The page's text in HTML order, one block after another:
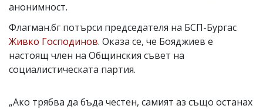
анонимност.
Флагман.бг потърси председателя на БСП-Бургас
Живко Господинов. Оказа се, че Бояджиев е
настоящ член на Общинския съвет на
социалистическата партия.
„Ако трябва да бъда честен, самият аз също останах